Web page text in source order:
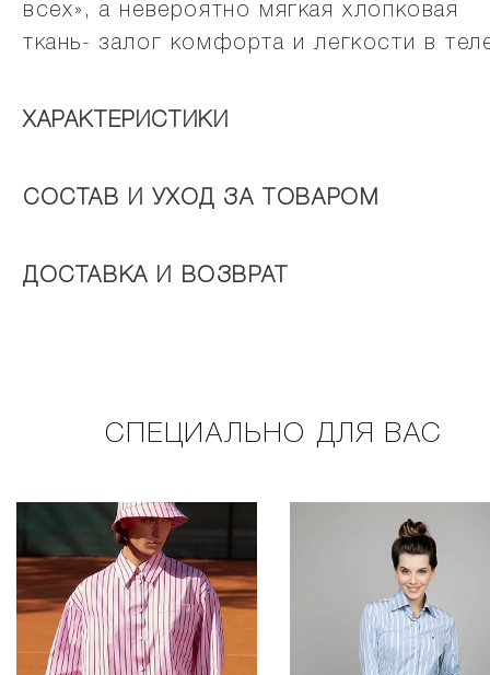
всех», а невероятно мягкая хлопковая
ткань- залог комфорта и легкости в
ХАРАКТЕРИСТИКИ
СОСТАВ И УХОД ЗА ТОВАРОМ
ДОСТАВКА И ВОЗВРАТ
СПЕЦИАЛЬНО ДЛЯ ВАС